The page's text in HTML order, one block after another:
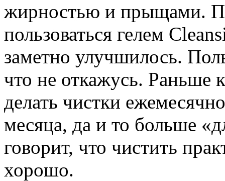
жирностью и прыщами.
пользоваться гелем
заметно улучшилось.
что не откажусь. Раньше
делать чистки
месяца, да и то больше
говорит, что чистить
хорошо.